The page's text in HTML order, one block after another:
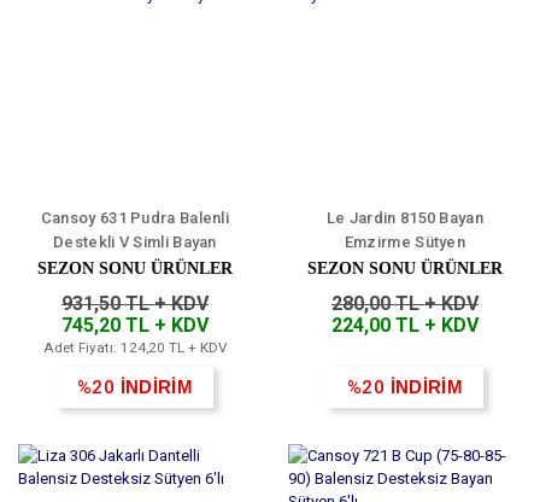
Cansoy 631 Pudra Balenli
Destekli V Simli Bayan
Sütyen 6'lı
SEZON SONU ÜRÜNLER
931,50 TL + KDV
745,20 TL + KDV
Adet Fiyatı: 124,20 TL + KDV
%20 İNDİRİM
Le Jardin 8150 Bayan
Emzirme Sütyen
SEZON SONU ÜRÜNLER
280,00 TL + KDV
224,00 TL + KDV
%20 İNDİRİM